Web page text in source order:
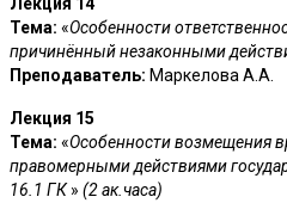
Лекция 14
Тема: «Особенности
причинённый незаконными
Преподаватель: Маркелова А.А.
Лекция 15
Тема: «Особенности возмещения
правомерными действиями
16.1 ГК » (2 ак.часа)